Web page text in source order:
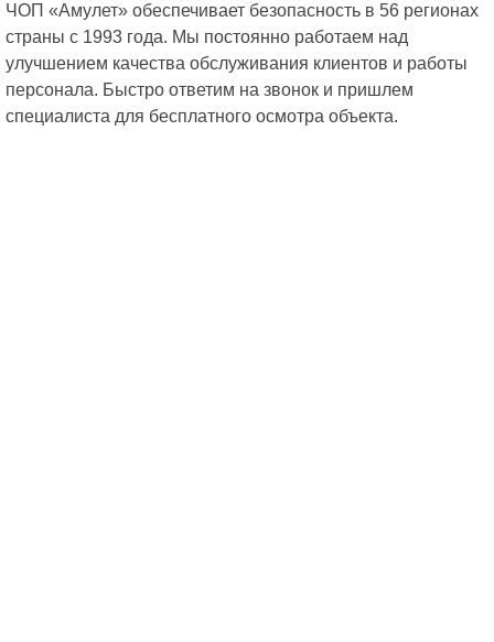
ЧОП «Амулет» обеспечивает безопасность в 56 регионах
страны с 1993 года. Мы постоянно работаем над
улучшением качества обслуживания клиентов и работы
персонала. Быстро ответим на звонок и пришлем
специалиста для бесплатного осмотра объекта.